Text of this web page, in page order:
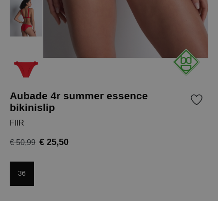
Aubade 4r summer essence
bikinislip
FIIR
€ 50,99 € 25,50
36